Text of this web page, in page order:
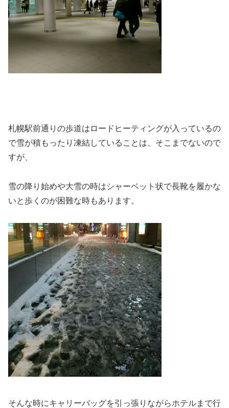
札幌駅前通りの歩道はロードヒーティングが入っているの
で雪が積もったり凍結していることは、そこまでないので
すが、
雪の降り始めや大雪の時はシャーベット状で長靴を履かな
いと歩くのが困難な時もあります。
そんな時にキャリーバッグを引っ張りながらホテルまで行